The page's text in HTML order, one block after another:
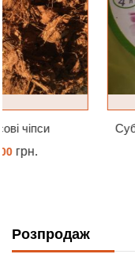
Розпродаж